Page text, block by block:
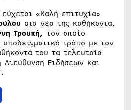
εύχεται «Καλή επιτυχία»
στα νέα της καθήκοντα,
Τρουπή, τον οποίο
υποδειγματικό τρόπο με τον
του τα τελευταία
Διεύθυνση Ειδήσεων και